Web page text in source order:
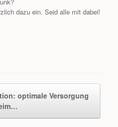
dazu ein. Seid alle mit dabei!
optimale Versorgung